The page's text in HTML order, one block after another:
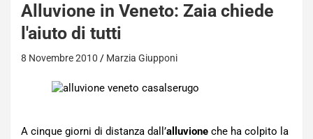
Alluvione in Veneto: Zaia chiede
l'aiuto di tutti
8 Novembre 2010 Marzia Giupponi
A cinque giorni di distanza dall’alluvione che ha colpito la